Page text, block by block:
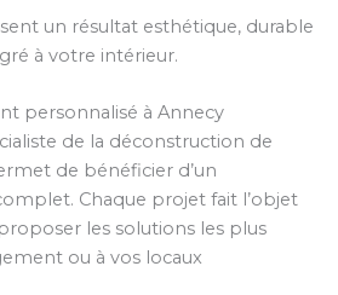
un résultat esthétique, durable
à votre intérieur.
personnalisé à Annecy
de la déconstruction de
de bénéficier d’un
Chaque projet fait l’objet
les solutions les plus
ou à vos locaux